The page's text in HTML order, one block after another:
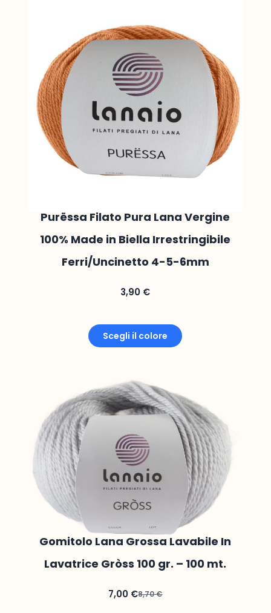
Purëssa Filato Pura Lana Vergine
100% Made in Biella Irrestringibile
Ferri/Uncinetto 4-5-6mm
3,90 €
Scegli il colore
Gomitolo Lana Grossa Lavabile In
Lavatrice Gròss 100 gr. – 100 mt.
8,70€
7,00 €